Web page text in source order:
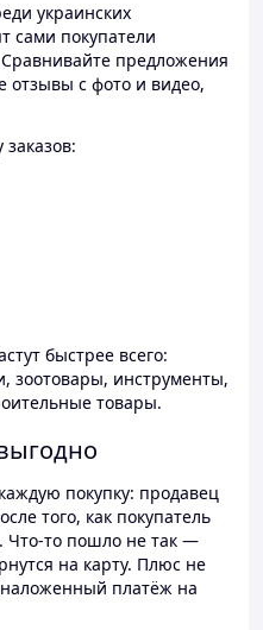
украинских
сами покупатели
предложения
отзывы с фото и видео,
заказов:
быстрее всего:
зоотовары, инструменты,
товары.
покупку: продавец
того, как покупатель
Что-то пошло не так —
на карту. Плюс не
платёж на